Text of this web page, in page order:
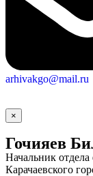
arhivakgo@mail.ru
×
Гочияев
Начальник
Карачаевского